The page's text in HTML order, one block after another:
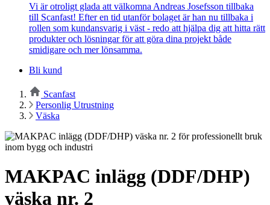
Vi är otroligt glada att välkomna Andreas Josefsson tillbaka
till Scanfast! Efter en tid utanför bolaget är han nu tillbaka i
rollen som kundansvarig i väst - redo att hjälpa dig att hitta rätt
produkter och lösningar för att göra dina projekt både
smidigare och mer lönsamma.
Bli kund
Scanfast
Personlig Utrustning
Väska
MAKPAC inlägg (DDF/DHP)
väska nr. 2